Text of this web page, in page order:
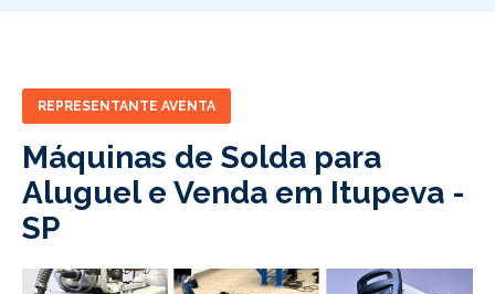
REPRESENTANTE AVENTA
Máquinas de Solda para
Aluguel e Venda em Itupeva -
SP